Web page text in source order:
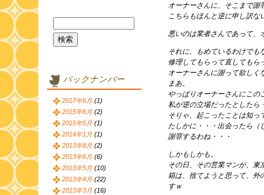
オーナーさんに、そこまで謝
こちらもほんと逆に申し訳な
悪いのは業者さんであって、
それに、もめているわけでも
修理してもらって直してもら
オーナーさんに謝って欲しく
まあ。
やっぱりオーナーさんにこの
私が逆の立場だったとしたら
そりゃ、起こったことは知っ
たしかに・・・出会ったら（
謝罪するわね・・・
しかもしかも。
その日、その営業マンが、東
箱は、捨てようと思って、外
すｗ
バックナンバー
2017年6月 (1)
2015年6月 (2)
2015年5月 (1)
2014年1月 (1)
2013年8月 (2)
2013年6月 (6)
2013年5月 (10)
2013年4月 (22)
2013年3月 (16)